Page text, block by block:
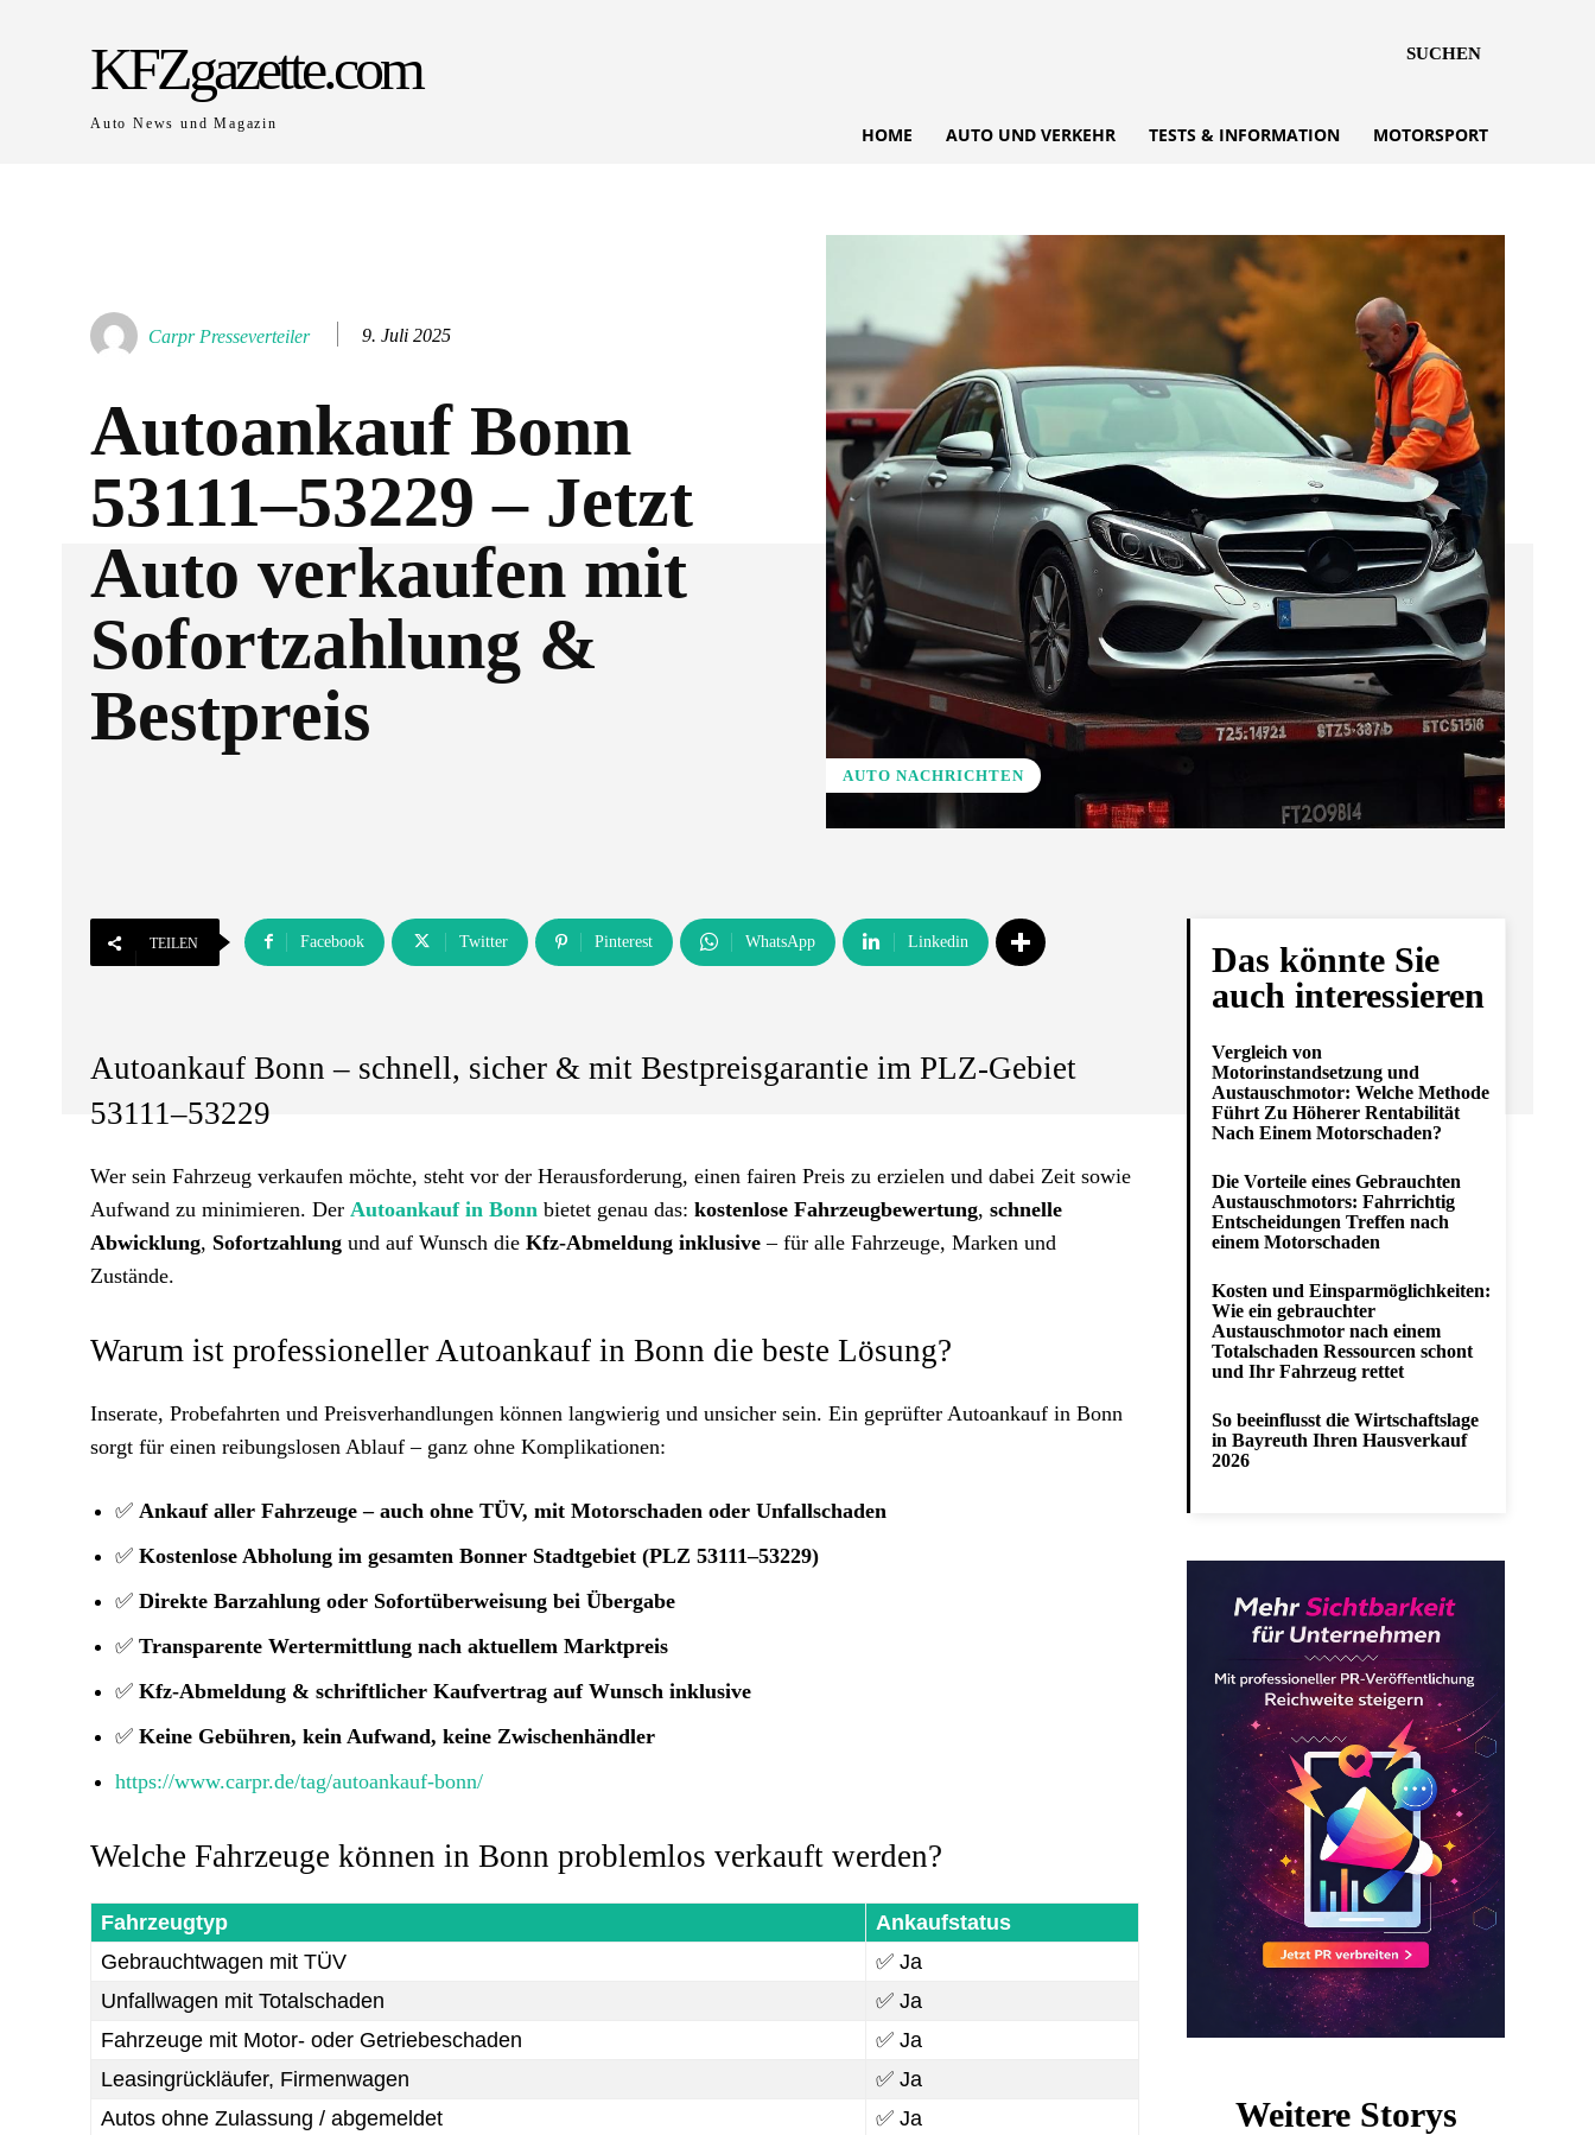
KFZgazette.com
Auto News und Magazin
SUCHEN
HOME AUTO UND VERKEHR TESTS & INFORMATION MOTORSPORT
Carpr Presseverteiler 9. Juli 2025
Autoankauf Bonn
53111–53229 – Jetzt
Auto verkaufen mit
Sofortzahlung &
Bestpreis
AUTO NACHRICHTEN
TEILEN Facebook Twitter Pinterest WhatsApp Linkedin
Autoankauf Bonn – schnell, sicher & mit Bestpreisgarantie im PLZ-Gebiet
53111–53229
Wer sein Fahrzeug verkaufen möchte, steht vor der Herausforderung, einen fairen Preis zu erzielen und dabei Zeit sowie
Aufwand zu minimieren. Der Autoankauf in Bonn bietet genau das: kostenlose Fahrzeugbewertung, schnelle
Abwicklung, Sofortzahlung und auf Wunsch die Kfz-Abmeldung inklusive – für alle Fahrzeuge, Marken und
Zustände.
Warum ist professioneller Autoankauf in Bonn die beste Lösung?
Inserate, Probefahrten und Preisverhandlungen können langwierig und unsicher sein. Ein geprüfter Autoankauf in Bonn
sorgt für einen reibungslosen Ablauf – ganz ohne Komplikationen:
✅ Ankauf aller Fahrzeuge – auch ohne TÜV, mit Motorschaden oder Unfallschaden
✅ Kostenlose Abholung im gesamten Bonner Stadtgebiet (PLZ 53111–53229)
✅ Direkte Barzahlung oder Sofortüberweisung bei Übergabe
✅ Transparente Wertermittlung nach aktuellem Marktpreis
✅ Kfz-Abmeldung & schriftlicher Kaufvertrag auf Wunsch inklusive
✅ Keine Gebühren, kein Aufwand, keine Zwischenhändler
https://www.carpr.de/tag/autoankauf-bonn/
Welche Fahrzeuge können in Bonn problemlos verkauft werden?
Fahrzeugtyp
Ankaufstatus
Gebrauchtwagen mit TÜV
✅ Ja
Unfallwagen mit Totalschaden
✅ Ja
Fahrzeuge mit Motor- oder Getriebeschaden
✅ Ja
Leasingrückläufer, Firmenwagen
✅ Ja
Autos ohne Zulassung / abgemeldet
✅ Ja
Das könnte Sie
auch interessieren
Vergleich von
Motorinstandsetzung und
Austauschmotor: Welche Methode
Führt Zu Höherer Rentabilität
Nach Einem Motorschaden?
Die Vorteile eines Gebrauchten
Austauschmotors: Fahrrichtig
Entscheidungen Treffen nach
einem Motorschaden
Kosten und Einsparmöglichkeiten:
Wie ein gebrauchter
Austauschmotor nach einem
Totalschaden Ressourcen schont
und Ihr Fahrzeug rettet
So beeinflusst die Wirtschaftslage
in Bayreuth Ihren Hausverkauf
2026
Weitere Storys